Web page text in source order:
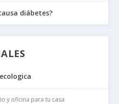
diábetes?
y oficina para tu casa